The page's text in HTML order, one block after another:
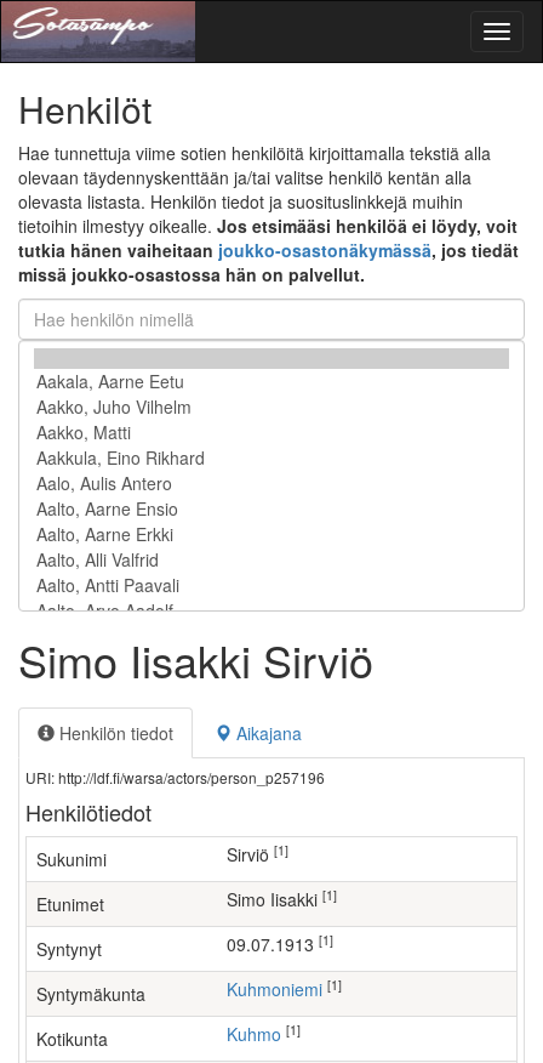
Henkilöt
Hae tunnettuja viime sotien henkilöitä kirjoittamalla tekstiä alla
olevaan täydennyskenttään ja/tai valitse henkilö kentän alla
olevasta listasta. Henkilön tiedot ja suosituslinkkejä muihin
tietoihin ilmestyy oikealle. Jos etsimääsi henkilöä ei löydy, voit
tutkia hänen vaiheitaan joukko-osastonäkymässä, jos tiedät
missä joukko-osastossa hän on palvellut.
Simo Iisakki Sirviö
Henkilön tiedot Aikajana
URI: http://ldf.fi/warsa/actors/person_p257196
Henkilötiedot
Sukunimi Sirviö [1]
Etunimet Simo Iisakki [1]
Syntynyt 09.07.1913 [1]
Syntymäkunta Kuhmoniemi [1]
Kotikunta Kuhmo [1]